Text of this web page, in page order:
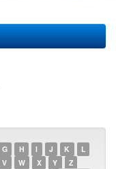
G H I J K
L
V W X Y Z